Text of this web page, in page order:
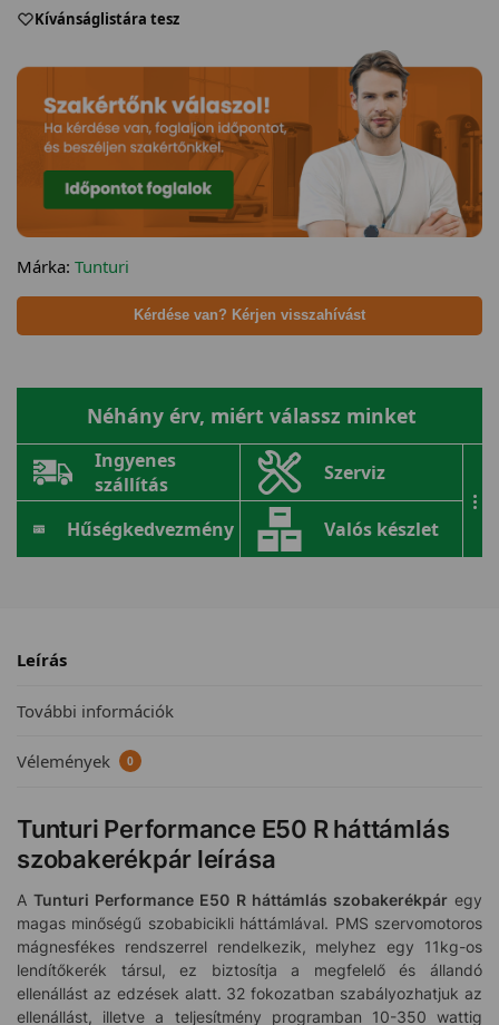
Kívánságlistára tesz
Márka: Tunturi
Kérdése van? Kérjen visszahívást
Néhány érv, miért válassz minket
Ingyenes
szállítás
Szerviz
Hűségkedvezmény Valós készlet
...
Leírás
További információk
Vélemények 0
Tunturi Performance E50 R háttámlás
szobakerékpár leírása
ATunturi Performance E50 R háttámlás szobakerékpáregy
magas minőségű szobabicikli háttámlával. PMS szervomotoros
mágnesfékes rendszerrel rendelkezik, melyhez egy 11kg-os
lendítőkerék társul, ez biztosítja a megfelelő és állandó
ellenállást az edzések alatt. 32 fokozatban szabályozhatjuk az
ellenállást, illetve a teljesítmény programban 10-350 wattig